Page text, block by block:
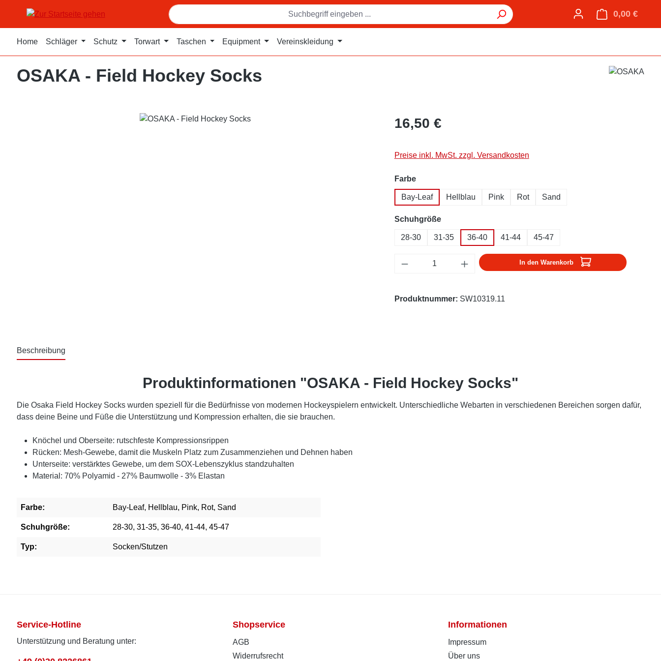
Hauptinhalt springen
Zur Suche springen
Zur Hauptnavigation springen 0,00 €
Home Schläger Schutz Torwart Taschen Equipment Vereinskleidung
OSAKA - Field Hockey Socks
16,50 €
Preise inkl. MwSt. zzgl. Versandkosten
Farbeauswählen
Bay-Leaf Hellblau Pink Rot Sand
Schuhgrößeauswählen
28-30 31-35 36-40 41-44 45-47
Produkt Anzahl: Gib den gewünschten Wert ein
In den Warenkorb
Produktnummer: SW10319.11
Beschreibung
Produktinformationen "OSAKA - Field Hockey Socks"
Die Osaka Field Hockey Socks wurden speziell für die Bedürfnisse von modernen Hockeyspielern entwickelt. Unterschiedliche Webarten in verschiedenen Bereichen sorgen dafür,
dass deine Beine und Füße die Unterstützung und Kompression erhalten, die sie brauchen.
Knöchel und Oberseite: rutschfeste Kompressionsrippen
Rücken: Mesh-Gewebe, damit die Muskeln Platz zum Zusammenziehen und Dehnen haben
Unterseite: verstärktes Gewebe, um dem SOX-Lebenszyklus standzuhalten
Material: 70% Polyamid - 27% Baumwolle - 3% Elastan
Farbe: Bay-Leaf, Hellblau, Pink, Rot, Sand
Schuhgröße: 28-30, 31-35, 36-40, 41-44, 45-47
Typ: Socken/Stutzen
Service-Hotline
Unterstützung und Beratung unter:
Shopservice
AGB
Widerrufsrecht
Informationen
Impressum
Über uns